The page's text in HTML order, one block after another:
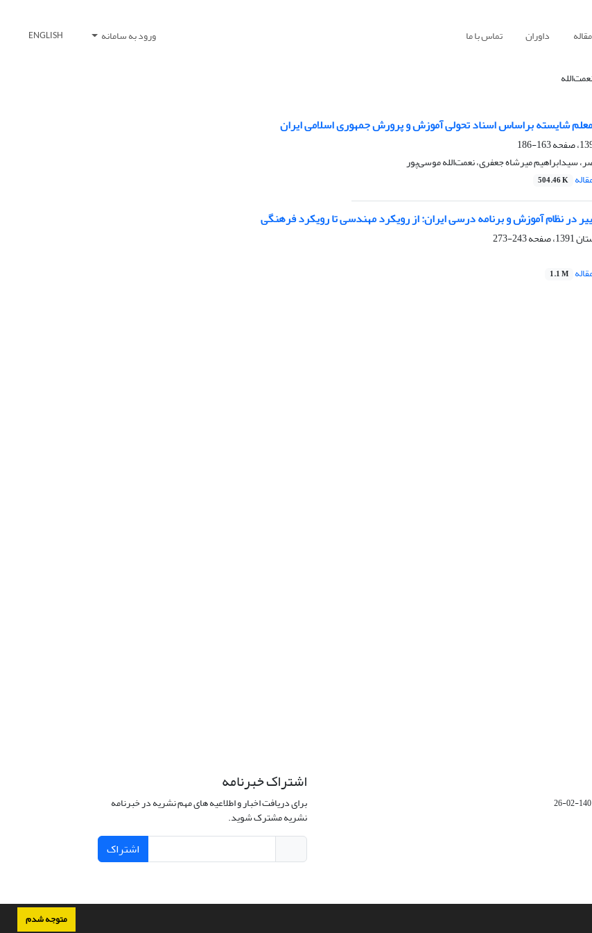
متوجه شدم
داوران تماس با ما ورود به سامانه ENGLISH
شایسته براساس اسناد تحولی آموزش و پرورش جمهوری اسلامی ایران
163-186
سیدابراهیم میرشاه جعفری، نعمت‌الله موسی‌پور
504.46 K
در نظام آموزش و برنامه درسی ایران: از رویکرد مهندسی تا رویکرد فرهنگی
243-273
1.1 M
1401-
اشتراک خبرنامه
برای دریافت اخبار و اطلاعیه های مهم نشریه در خبرنامه
نشریه مشترک شوید.
اشتراک